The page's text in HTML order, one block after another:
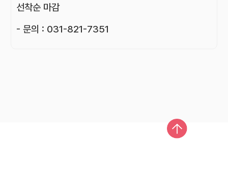
선착순 마감
- 문의 : 031-821-7351